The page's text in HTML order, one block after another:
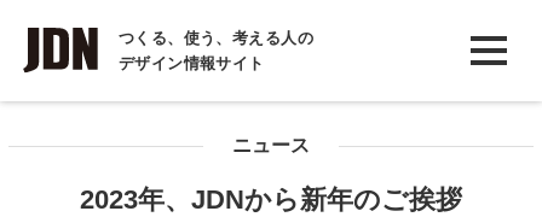
つくる、使う、考える人の
デザイン情報サイト
INTERVIEW
インタビュー
ニュース
2023年、JDNから新年のご挨拶